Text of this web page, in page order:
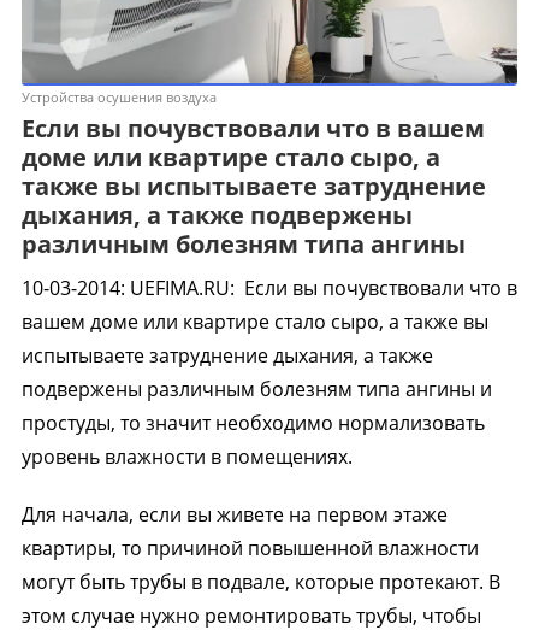
Устройства осушения воздуха
Если вы почувствовали что в вашем
доме или квартире стало сыро, а
также вы испытываете затруднение
дыхания, а также подвержены
различным болезням типа ангины
10-03-2014: UEFIMA.RU: Если вы почувствовали что в
вашем доме или квартире стало сыро, а также вы
испытываете затруднение дыхания, а также
подвержены различным болезням типа ангины и
простуды, то значит необходимо нормализовать
уровень влажности в помещениях.
Для начала, если вы живете на первом этаже
квартиры, то причиной повышенной влажности
могут быть трубы в подвале, которые протекают. В
этом случае нужно ремонтировать трубы, чтобы